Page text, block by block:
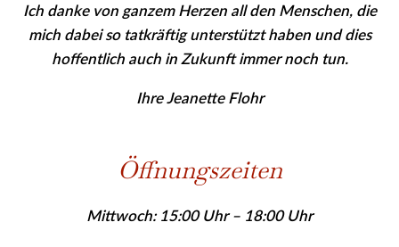
Ich danke von ganzem Herzen all den Menschen, die
mich dabei so tatkräftig unterstützt haben und dies
hoffentlich auch in Zukunft immer noch tun.
Ihre Jeanette Flohr
Öffnungszeiten
Mittwoch: 15:00 Uhr – 18:00 Uhr